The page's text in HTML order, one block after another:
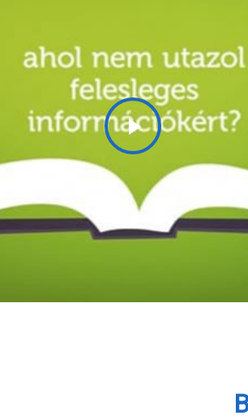
ajánlom!
a középút, más
az egység
iskola ezen a
az egységből, az
szerencsés
Bach-
Varsányi
szeretettel,
adja át.
az
időhiányban
interneten.
Sok keresgélés
tanfolyama
leírása
minőségű
tematikája és az
mutatott
számomra.
Ezek után az
Pétertől
ajánlom Őt.